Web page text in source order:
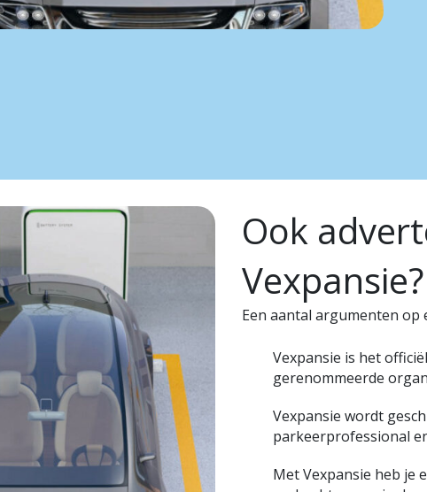
Ook
Vexpansie?
Een aantal argumenten op
Vexpansie is het
gerenommeerde
Vexpansie wordt
parkeerprofessional
Met Vexpansie heb je